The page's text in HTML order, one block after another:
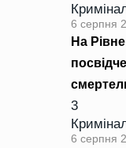
6 серпня
На
3
6 серпня